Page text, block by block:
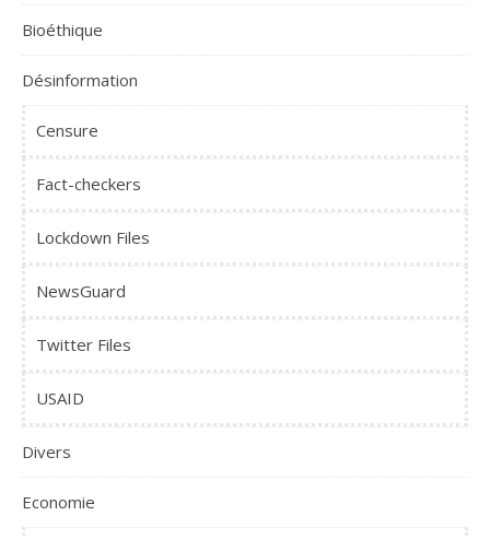
Bioéthique
Désinformation
Censure
Fact-checkers
Lockdown Files
NewsGuard
Twitter Files
USAID
Divers
Economie